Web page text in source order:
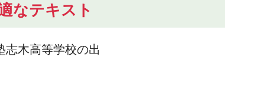
なテキスト
志木高等学校の出